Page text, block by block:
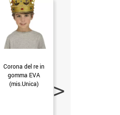
Corona del re in
gomma EVA
(mis.Unica)